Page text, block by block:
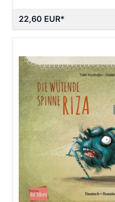
22,60 EUR